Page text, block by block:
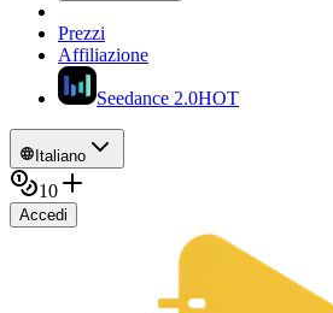
Prezzi
Affiliazione
Seedance 2.0HOT
Italiano
10
Accedi